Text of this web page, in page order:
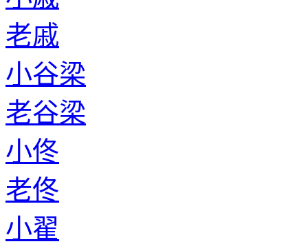
老戚
小谷梁
老谷梁
小佟
老佟
小翟